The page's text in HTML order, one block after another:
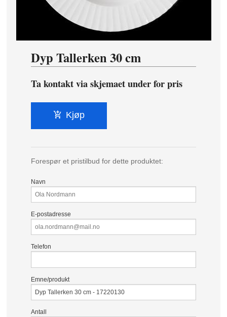
Dyp Tallerken 30 cm
Ta kontakt via skjemaet under for pris
Kjøp
Forespør et pristilbud for dette produktet:
Navn
E-postadresse
Telefon
Emne/produkt
Antall